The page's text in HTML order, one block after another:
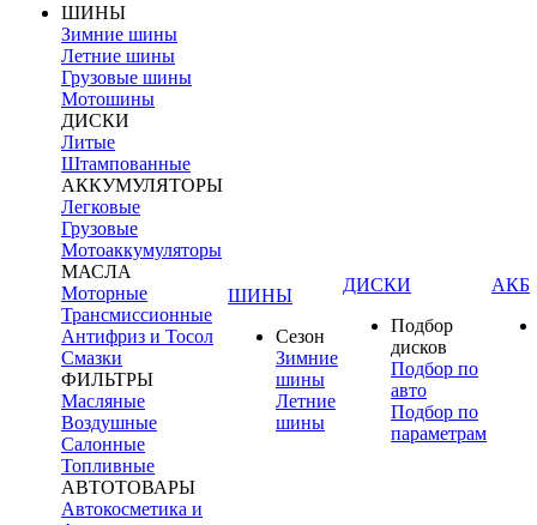
ШИНЫ
Зимние шины
Летние шины
Грузовые шины
Мотошины
ДИСКИ
Литые
Штампованные
АККУМУЛЯТОРЫ
Легковые
Грузовые
Мотоаккумуляторы
МАСЛА
Моторные
Трансмиссионные
Антифриз и Тосол
Смазки
ФИЛЬТРЫ
Масляные
Воздушные
Салонные
Топливные
АВТОТОВАРЫ
Автокосметика и
ШИНЫ
Сезон
Зимние
шины
Летние
шины
ДИСКИ
Подбор
дисков
Подбор по
авто
Подбор по
параметрам
АКБ